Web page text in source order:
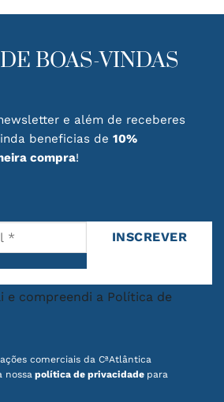
BOAS-VINDAS
e além de receberes
beneficias de 10%
compra!
comerciais da CªAtlântica
nossa política de privacidade para